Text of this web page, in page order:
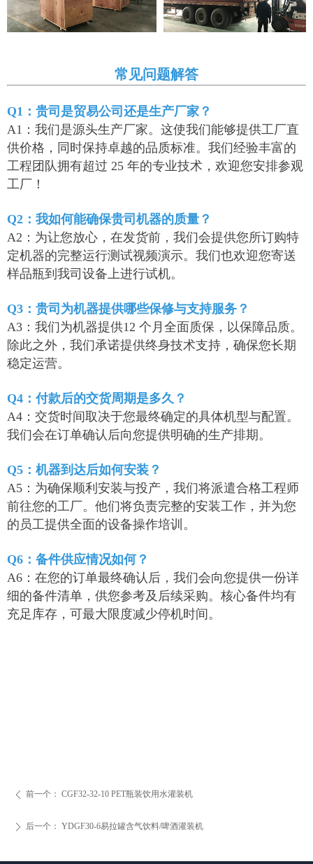
ꄴ 前一个： CGF32-32-10 PET瓶装饮用水灌装机
ꄲ 后一个： YDGF30-6易拉罐含气饮料/啤酒灌装机
常见问题解答
Q1：贵司是贸易公司还是生产厂家？
A1：我们是源头生产厂家。这使我们能够提供工厂直
供价格，同时保持卓越的品质标准。我们经验丰富的
工程团队拥有超过 25 年的专业技术，欢迎您安排参观
工厂！
Q2：我如何能确保贵司机器的质量？
A2：为让您放心，在发货前，我们会提供您所订购特
定机器的完整运行测试视频演示。我们也欢迎您寄送
样品瓶到我司设备上进行试机。
Q3：贵司为机器提供哪些保修与支持服务？
A3：我们为机器提供12 个月全面质保，以保障品质。
除此之外，我们承诺提供终身技术支持，确保您长期
稳定运营。
Q4：付款后的交货周期是多久？
A4：交货时间取决于您最终确定的具体机型与配置。
我们会在订单确认后向您提供明确的生产排期。
Q5：机器到达后如何安装？
A5：为确保顺利安装与投产，我们将派遣合格工程师
前往您的工厂。他们将负责完整的安装工作，并为您
的员工提供全面的设备操作培训。
Q6：备件供应情况如何？
A6：在您的订单最终确认后，我们会向您提供一份详
细的备件清单，供您参考及后续采购。核心备件均有
充足库存，可最大限度减少停机时间。